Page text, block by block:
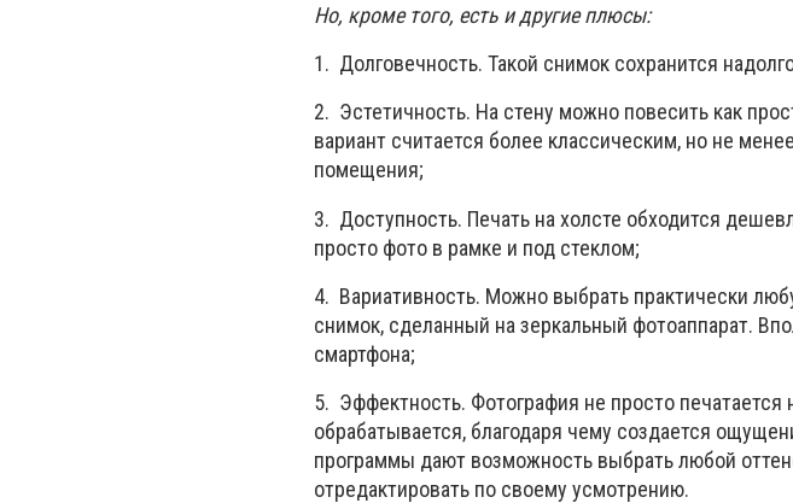
Но, кроме того, есть и другие плюсы:
1. Долговечность. Такой снимок сохранится
2. Эстетичность. На стену можно повесить как
вариант считается более классическим, но не
помещения;
3. Доступность. Печать на холсте обходится
просто фото в рамке и под стеклом;
4. Вариативность. Можно выбрать практически
снимок, сделанный на зеркальный фотоаппарат.
смартфона;
5. Эффектность. Фотография не просто печатается
обрабатывается, благодаря чему создается
программы дают возможность выбрать любой
отредактировать по своему усмотрению.